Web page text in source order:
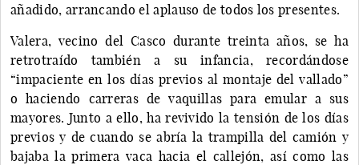
añadido, arrancando el aplauso de todos los presentes.
Valera, vecino del Casco durante treinta años, se ha
retrotraído también a su infancia, recordándose
“impaciente en los días previos al montaje del vallado”
o haciendo carreras de vaquillas para emular a sus
mayores. Junto a ello, ha revivido la tensión de los días
previos y de cuando se abría la trampilla del camión y
bajaba la primera vaca hacia el callejón, así como las